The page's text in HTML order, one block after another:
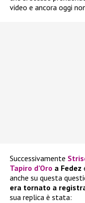
video e ancora oggi
Successivamente
Tapiro d’Oro a Fedez
anche su questa
era tornato a
sua replica è stata: